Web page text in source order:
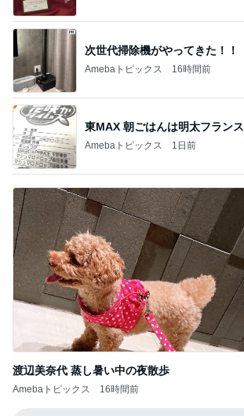
次世代掃除機がやってきた！！
Amebaトピックス 16時間前
東MAX 朝ごはんは明太フランス
Amebaトピックス 1日前
渡辺美奈代 蒸し暑い中の夜散歩
Amebaトピックス 16時間前